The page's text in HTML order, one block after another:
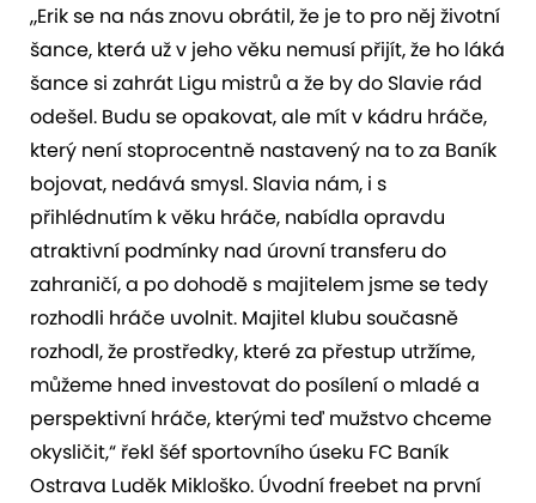
„Erik se na nás znovu obrátil, že je to pro něj životní
šance, která už v jeho věku nemusí přijít, že ho láká
šance si zahrát Ligu mistrů a že by do Slavie rád
odešel. Budu se opakovat, ale mít v kádru hráče,
který není stoprocentně nastavený na to za Baník
bojovat, nedává smysl. Slavia nám, i s
přihlédnutím k věku hráče, nabídla opravdu
atraktivní podmínky nad úrovní transferu do
zahraničí, a po dohodě s majitelem jsme se tedy
rozhodli hráče uvolnit. Majitel klubu současně
rozhodl, že prostředky, které za přestup utržíme,
můžeme hned investovat do posílení o mladé a
perspektivní hráče, kterými teď mužstvo chceme
okysličit,“ řekl šéf sportovního úseku FC Baník
Ostrava Luděk Mikloško. Úvodní freebet na první